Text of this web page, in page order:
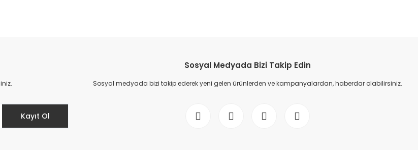
Kayıt Ol
Sosyal Medyada Bizi Takip Edin
Sosyal medyada bizi takip ederek yeni gelen ürünlerden ve kampanyalardan, haberdar olabilirsiniz.